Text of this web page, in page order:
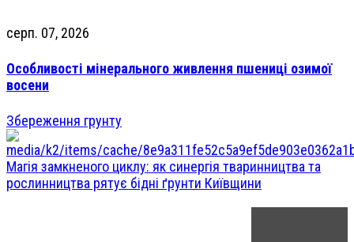
серп. 07, 2026
Особливості мінерального живлення пшениці озимої
восени
Збереження грунту
Магія замкненого циклу: як синергія тваринництва та
рослинництва рятує бідні ґрунти Київщини